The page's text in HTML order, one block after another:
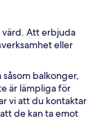
värd. Att erbjuda
eller
balkonger,
är lämpliga för
vi att du kontaktar
de kan ta emot